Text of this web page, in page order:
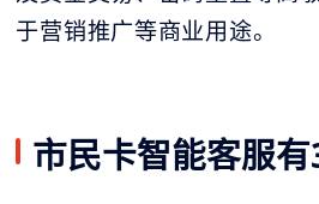
于营销推广等商业用途。
市民卡智能客服